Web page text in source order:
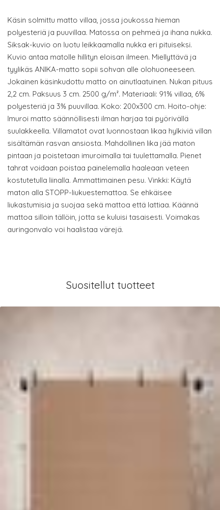
Käsin solmittu matto villaa, jossa joukossa hieman
polyesteriä ja puuvillaa. Matossa on pehmeä ja ihana nukka.
Siksak-kuvio on luotu leikkaamalla nukka eri pituiseksi.
Kuvio antaa matolle hillityn eloisan ilmeen. Miellyttävä ja
tyylikäs ANIKA-matto sopii sohvan alle olohuoneeseen.
Jokainen käsinkudottu matto on ainutlaatuinen. Nukan pituus
2,2 cm. Paksuus 3 cm. 2500 g/m². Materiaali: 91% villaa, 6%
polyesteriä ja 3% puuvillaa. Koko: 200x300 cm. Hoito-ohje:
Imuroi matto säännöllisesti ilman harjaa tai pyörivällä
suulakkeella. Villamatot ovat luonnostaan likaa hylkiviä villan
sisältämän rasvan ansiosta. Mahdollinen lika jää maton
pintaan ja poistetaan imuroimalla tai tuulettamalla. Pienet
tahrat voidaan poistaa painelemalla haaleaan veteen
kostutetulla liinalla. Ammattimainen pesu. Vinkki: Käytä
maton alla STOPP-liukuestemattoa. Se ehkäisee
liukastumisia ja suojaa sekä mattoa että lattiaa. Käännä
mattoa silloin tällöin, jotta se kuluisi tasaisesti. Voimakas
auringonvalo voi haalistaa värejä.
Suositellut tuotteet